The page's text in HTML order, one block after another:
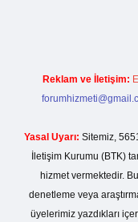
Reklam ve İletişim:
Yasal Uyarı: Sitemiz,
İletişim Kurumu (BTK)
hizmet vermektedir.
denetleme veya
üyelerimiz yazdıkları